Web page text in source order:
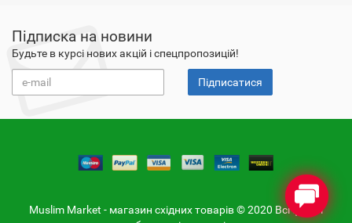
Підписка на новини
Будьте в курсі нових акцій і спецпропозицій!
Підписатися
Muslim Market - магазин східних товарів © 2020 Всі фото і